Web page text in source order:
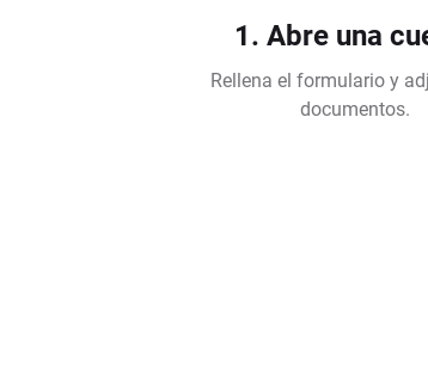
1. Abre una
Rellena el formulario y
documentos.